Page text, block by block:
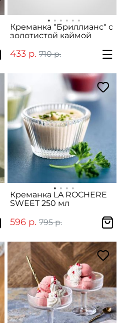
Креманка "Бриллианс" с
золотистой каймой
433 р. 710 р.
Креманка LA ROCHERE
SWEET 250 мл
596 р. 795 р.